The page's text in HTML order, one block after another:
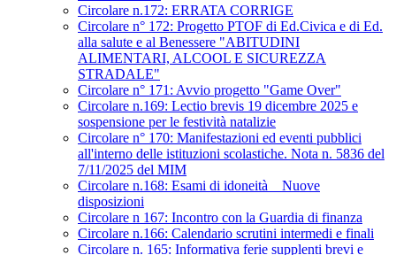
Circolare n.172: ERRATA CORRIGE
Circolare n° 172: Progetto PTOF di Ed.Civica e di Ed.
alla salute e al Benessere "ABITUDINI
ALIMENTARI, ALCOOL E SICUREZZA
STRADALE"
Circolare n° 171: Avvio progetto "Game Over"
Circolare n.169: Lectio brevis 19 dicembre 2025 e
sospensione per le festività natalizie
Circolare n° 170: Manifestazioni ed eventi pubblici
all'interno delle istituzioni scolastiche. Nota n. 5836 del
7/11/2025 del MIM
Circolare n.168: Esami di idoneità _ Nuove
disposizioni
Circolare n 167: Incontro con la Guardia di finanza
Circolare n.166: Calendario scrutini intermedi e finali
Circolare n. 165: Informativa ferie supplenti brevi e